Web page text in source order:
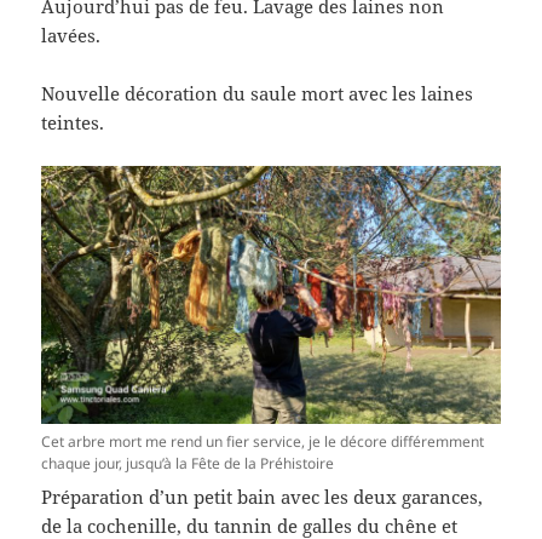
Aujourd’hui pas de feu. Lavage des laines non
lavées.
Nouvelle décoration du saule mort avec les laines
teintes.
Cet arbre mort me rend un fier service, je le décore différemment
chaque jour, jusqu’à la Fête de la Préhistoire
Préparation d’un petit bain avec les deux garances,
de la cochenille, du tannin de galles du chêne et